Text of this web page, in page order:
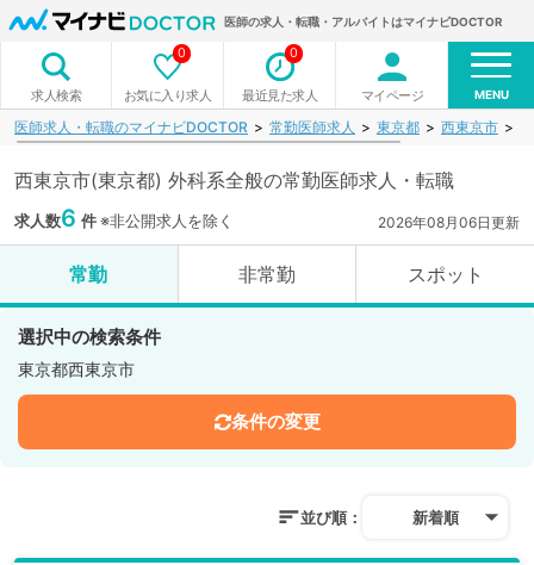
医師の求人・転職・アルバイトはマイナビDOCTOR
求人検索 お気に入り求人
0
最近見た求人
0
マイページ MENU
医師求人・転職のマイナビDOCTOR 常勤医師求人 東京都 西東京市
西東京市(東京都) 外科系全般の常勤医師求人・転職
求人数6 件※非公開求人を除く 2026年08月06日更新
常勤 非常勤 スポット
選択中の検索条件
東京都西東京市
条件の変更
並び順： 新着順